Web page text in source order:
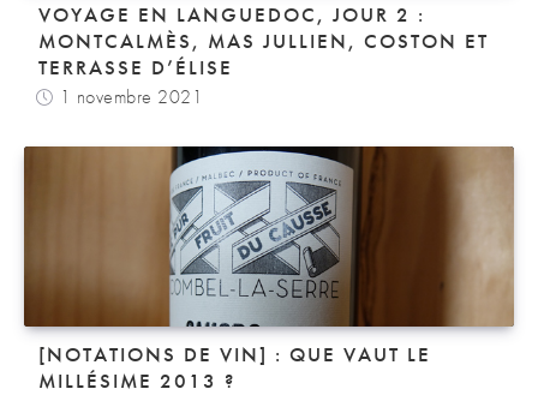
VOYAGE EN LANGUEDOC, JOUR 2 :
MONTCALMÈS, MAS JULLIEN, COSTON ET
TERRASSE D’ÉLISE
1 novembre 2021
[NOTATIONS DE VIN] : QUE VAUT LE
MILLÉSIME 2013 ?